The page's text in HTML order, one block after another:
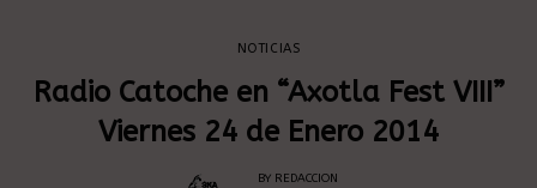
NOTICIAS
Radio Catoche en “Axotla Fest VIII”
Viernes 24 de Enero 2014
BY REDACCION